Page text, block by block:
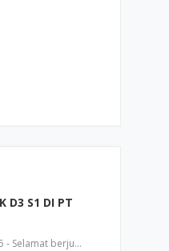
D3 S1 DI PT
- Selamat berju…